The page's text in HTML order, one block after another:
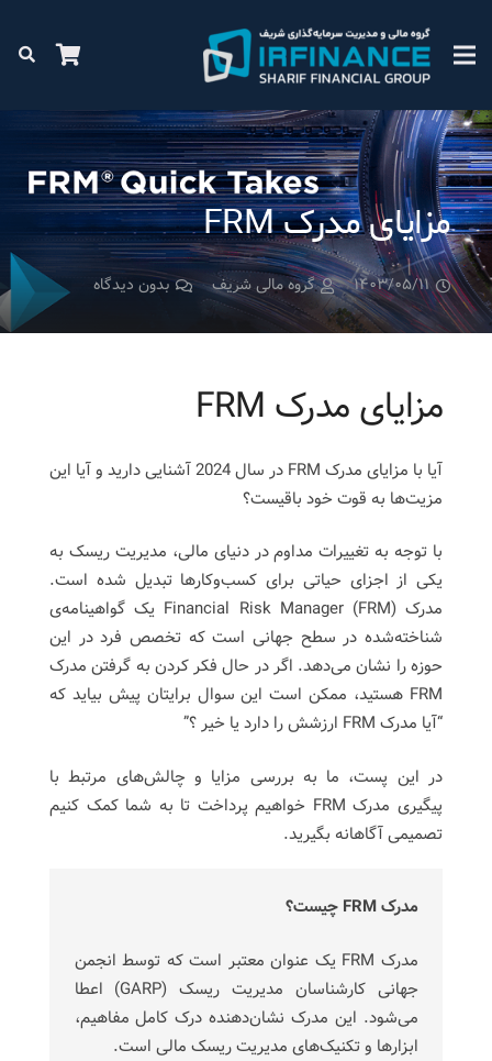
مزایای مدرک FRM
۱۴۰۳/۰۵/۱۱ گروه مالی شریف بدون دیدگاه
مزایای مدرک FRM
آیا با مزایای مدرک FRM در سال 2024 آشنایی دارید و آیا این
مزیت‌ها به قوت خود باقیست؟
با توجه به تغییرات مداوم در دنیای مالی، مدیریت ریسک به
یکی از اجزای حیاتی برای کسب‌وکارها تبدیل شده است.
مدرک Financial Risk Manager (FRM) یک گواهینامه‌ی
شناخته‌شده در سطح جهانی است که تخصص فرد در این
حوزه را نشان می‌دهد. اگر در حال فکر کردن به گرفتن مدرک
FRM هستید، ممکن است این سوال برایتان پیش بیاید که
“آیا مدرک FRM ارزشش را دارد یا خیر ؟”
در این پست، ما به بررسی مزایا و چالش‌های مرتبط با
پیگیری مدرک FRM خواهیم پرداخت تا به شما کمک کنیم
تصمیمی آگاهانه بگیرید.
مدرکFRM چیست؟
مدرک FRM یک عنوان معتبر است که توسط انجمن
جهانی کارشناسان مدیریت ریسک (GARP) اعطا
می‌شود. این مدرک نشان‌دهنده درک کامل مفاهیم،
ابزارها و تکنیک‌های مدیریت ریسک مالی است.